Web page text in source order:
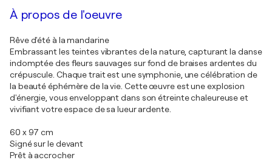
À propos de l'oeuvre
Rêve d'été à la mandarine
Embrassant les teintes vibrantes de la nature, capturant la danse
indomptée des fleurs sauvages sur fond de braises ardentes du
crépuscule. Chaque trait est une symphonie, une célébration de
la beauté éphémère de la vie. Cette œuvre est une explosion
d'énergie, vous enveloppant dans son étreinte chaleureuse et
vivifiant votre espace de sa lueur ardente.
60 x 97 cm
Signé sur le devant
Prêt à accrocher